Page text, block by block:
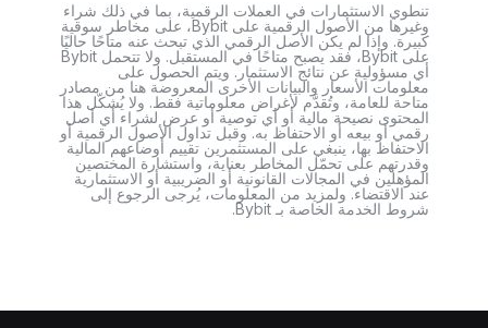
تنطوي الاستثمارات في العملات الرقمية، بما في ذلك شراء
وغيرها من الأصول الرقمية على Bybit، على مخاطر سوقية
كبيرة. وإذا لم يكن الأصل الرقمي الذي تبحث عنه متاحًا حاليًا
على Bybit، فقد يصبح متاحًا في المستقبل. ولا تتحمل Bybit
أي مسؤولية عن نتائج الاستثمار. ويتم الحصول على
معلومات الأسعار والبيانات الأخرى المعروضة هنا من مصادر
متاحة للعامة، وتُقدَّم لأغراض معلوماتية فقط. ولا يُشكّل هذا
المحتوى نصيحة مالية أو أي توصية أو عرض لشراء أي أصل
رقمي أو بيعه أو الاحتفاظ به. وقبل تداول الأصول الرقمية أو
الاحتفاظ بها، ينبغي على المستثمرين تقييم أوضاعهم المالية
وقدرتهم على تحمّل المخاطر بعناية، واستشارة المختصين
المؤهلين في المجالات القانونية أو الضريبية أو الاستثمارية
عند الاقتضاء. ولمزيد من المعلومات، يُرجى الرجوع إلى
شروط الخدمة الخاصة بـ Bybit.